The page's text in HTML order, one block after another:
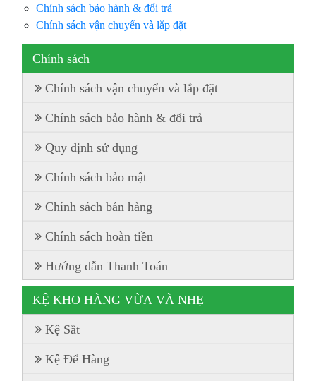
Chính sách bảo hành & đổi trả
Chính sách vận chuyển và lắp đặt
Chính sách
Chính sách vận chuyển và lắp đặt
Chính sách bảo hành & đổi trả
Quy định sử dụng
Chính sách bảo mật
Chính sách bán hàng
Chính sách hoàn tiền
Hướng dẫn Thanh Toán
KỆ KHO HÀNG VỪA VÀ NHẸ
Kệ Sắt
Kệ Để Hàng